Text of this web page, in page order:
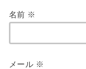
名前 ※
メール ※